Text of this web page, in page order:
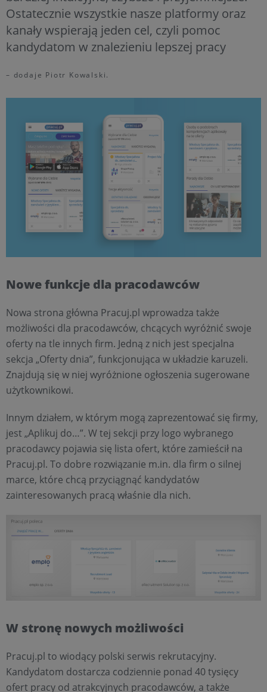
Ostatecznie wszystkie nasze platformy oraz
kanały wspierają jeden cel, czyli pomoc
kandydatom w znalezieniu lepszej pracy
– dodaje Piotr Kowalski.
Nowe funkcje dla pracodawców
Nowa strona główna Pracuj.pl wprowadza także
możliwości dla pracodawców, chcących wyróżnić swoje
oferty na tle innych firm. Jedną z nich jest specjalna
sekcja „Oferty dnia”, funkcjonująca w układzie karuzeli.
Znajdują się w niej wyróżnione ogłoszenia sugerowane
użytkownikowi.
Innym działem, w którym mogą zaprezentować się firmy,
jest „Aplikuj do…”. W tej sekcji przy logo wybranego
pracodawcy pojawia się lista ofert, które zamieścił na
Pracuj.pl. To dobre rozwiązanie m.in. dla firm o silnej
marce, które chcą przyciągnąć kandydatów
zainteresowanych pracą właśnie dla nich.
W stronę nowych możliwości
Pracuj.pl to wiodący polski serwis rekrutacyjny.
Kandydatom dostarcza codziennie ponad 40 tysięcy
ofert pracy od atrakcyjnych pracodawców, a także